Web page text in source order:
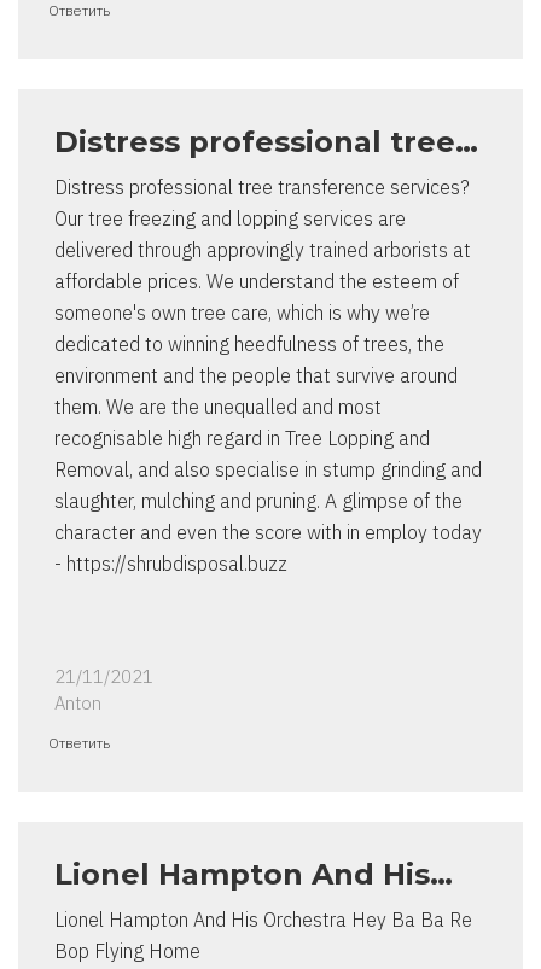
Ответить
Distress professional tree…
Distress professional tree transference services?
Our tree freezing and lopping services are
delivered through approvingly trained arborists at
affordable prices. We understand the esteem of
someone's own tree care, which is why we’re
dedicated to winning heedfulness of trees, the
environment and the people that survive around
them. We are the unequalled and most
recognisable high regard in Tree Lopping and
Removal, and also specialise in stump grinding and
slaughter, mulching and pruning. A glimpse of the
character and even the score with in employ today
- https://shrubdisposal.buzz
21/11/2021
Anton
Ответить
Lionel Hampton And His…
Lionel Hampton And His Orchestra Hey Ba Ba Re
Bop Flying Home